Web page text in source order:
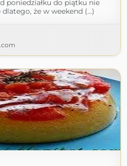
poniedziałku do piątku nie
że w weekend (...)